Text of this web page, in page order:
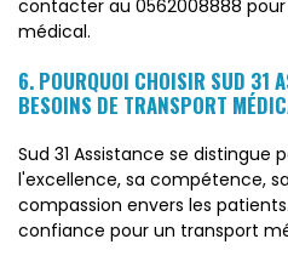
contacter au 0562008888
médical.
6. POURQUOI CHOISIR SUD 31
BESOINS DE TRANSPORT
Sud 31 Assistance se distingue
l'excellence, sa compétence,
compassion envers les
confiance pour un transport